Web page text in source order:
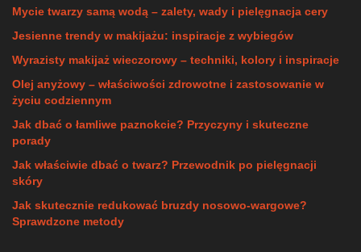
Mycie twarzy samą wodą – zalety, wady i pielęgnacja cery
Jesienne trendy w makijażu: inspiracje z wybiegów
Wyrazisty makijaż wieczorowy – techniki, kolory i inspiracje
Olej anyżowy – właściwości zdrowotne i zastosowanie w
życiu codziennym
Jak dbać o łamliwe paznokcie? Przyczyny i skuteczne
porady
Jak właściwie dbać o twarz? Przewodnik po pielęgnacji
skóry
Jak skutecznie redukować bruzdy nosowo-wargowe?
Sprawdzone metody